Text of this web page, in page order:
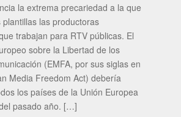
la extrema precariedad a la que
las productoras
trabajan para RTV públicas. El
sobre la Libertad de los
(EMFA, por sus siglas en
Media Freedom Act) debería
los países de la Unión Europea
pasado año. […]